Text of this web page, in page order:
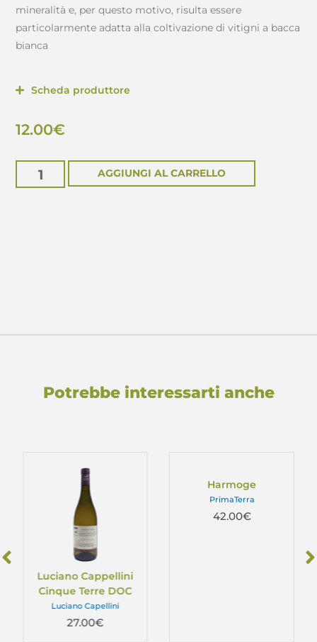
mineralità e, per questo motivo, risulta essere
particolarmente adatta alla coltivazione di vitigni a bacca
bianca
Scheda produttore
12.00€
AGGIUNGI AL CARRELLO
Potrebbe interessarti anche
Luciano Cappellini
Cinque Terre DOC
27.00€
Luciano Capellini
Harmoge
42.00€
PrimaTerra